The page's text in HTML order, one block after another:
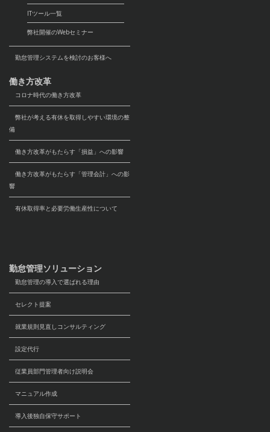
保存期間と廃棄 お客様からご提供いただいた
情報については、保存期間を設定し、保存期
間終了後は廃棄し ます。また、保存期間内で
あっても、不要となった場合にはすみやかに
廃棄します。
(4)取得した個人情報の取り扱い
お預かりした個人情報は以下を含めた目的に
す。尚、当社が個人情報の取得を意図し、ご
本人から書面やWebを通じて直接提供いただ
く場合、個人情報の利用目的を明示させてい
ただきます。ただし、提供時の状況から利用
目的が明らかな場合は、利用目的の明示を省
・商品、サービスに関する情報の提供及びご
提案
・商品、サービスの提供（仕入れ先への連絡
（5）個人情報提出の任意性
目的における業務に支障が生じる恐れがあり
ます。
ITツール一覧
弊社開催のWebセミナー
勤怠管理システムを検討のお客様へ
働き方改革
コロナ時代の働き方改革
弊社が考える有休を取得しやすい環境の整
備
働き方改革がもたらす「損益」への影響
働き方改革がもたらす「管理会計」への影
響
有休取得率と必要労働生産性について
勤怠管理ソリューション
勤怠管理の導入で選ばれる理由
セレクト提案
就業規則見直しコンサルティング
設定代行
従業員部門管理者向け説明会
マニュアル作成
導入後独自保守サポート